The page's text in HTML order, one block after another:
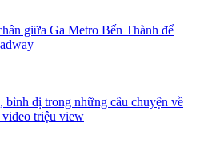
giữa Ga Metro Bến Thành để
bình dị trong những câu chuyện về
video triệu view